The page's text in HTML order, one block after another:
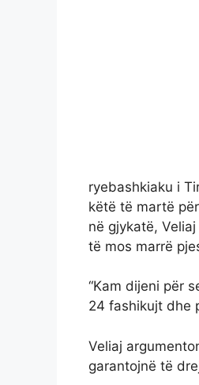
ryebashkiaku i
këtë të martë
në gjykatë,
të mos marrë
“Kam dijeni për
24 fashikujt dhe
Veliaj
garantojnë të